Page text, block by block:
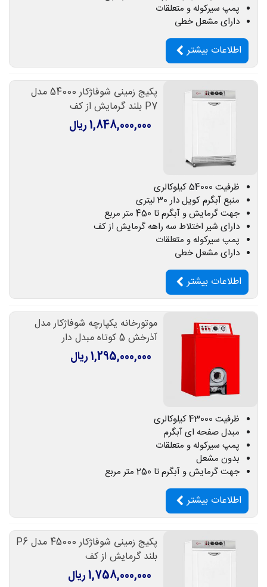
پمپ سیرکوله و متعلقات
دارای مشعل خطی
اطلاعات بیشتر
پکیج زمینی شوفاژکار 54000 مدل
P7 بلند گرمایش از کف
1,848,000,000 ریال
ظرفیت 54000 کیلوکالری
منبع آبگرم کویل دار 30 لیتری
جهت گرمایش و آبگرم تا 450 متر مربع
دارای شیر اختلاط سه راهه گرمایش از کف
پمپ سیرکوله و متعلقات
دارای مشعل خطی
اطلاعات بیشتر
موتورخانه یکپارچه شوفاژکار مدل
آذرخش 5 کوتاه مبدل دار
1,295,000,000 ریال
ظرفیت 43000 کیلوکالری
مبدل صفحه ای آبگرم
پمپ سیرکوله و متعلقات
بدون مشعل
جهت گرمایش و آبگرم تا 250 متر مربع
اطلاعات بیشتر
پکیج زمینی شوفاژکار 45000 مدل P6
بلند گرمایش از کف
1,758,000,000 ریال